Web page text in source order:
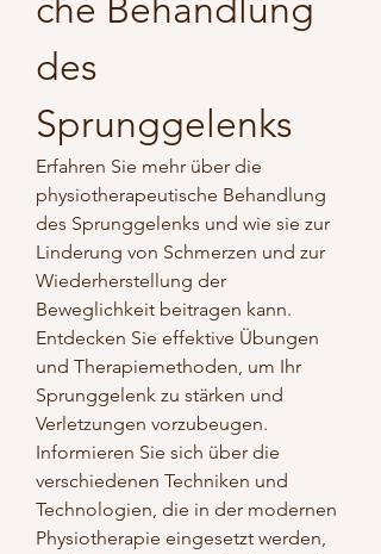
che Behandlung
des
Sprunggelenks
Erfahren Sie mehr über die
physiotherapeutische Behandlung
des Sprunggelenks und wie sie zur
Linderung von Schmerzen und zur
Wiederherstellung der
Beweglichkeit beitragen kann.
Entdecken Sie effektive Übungen
und Therapiemethoden, um Ihr
Sprunggelenk zu stärken und
Verletzungen vorzubeugen.
Informieren Sie sich über die
verschiedenen Techniken und
Technologien, die in der modernen
Physiotherapie eingesetzt werden,